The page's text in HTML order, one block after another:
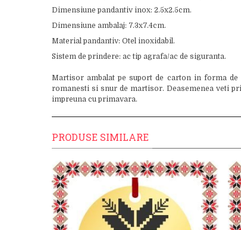
Dimensiune pandantiv inox: 2.5x2.5cm.
Dimensiune ambalaj: 7.3x7.4cm.
Material pandantiv: Otel inoxidabil.
Sistem de prindere: ac tip agrafa/ac de siguranta.
Martisor ambalat pe suport de carton in forma
romanesti si snur de martisor. Deasemenea veti
impreuna cu primavara.
PRODUSE SIMILARE